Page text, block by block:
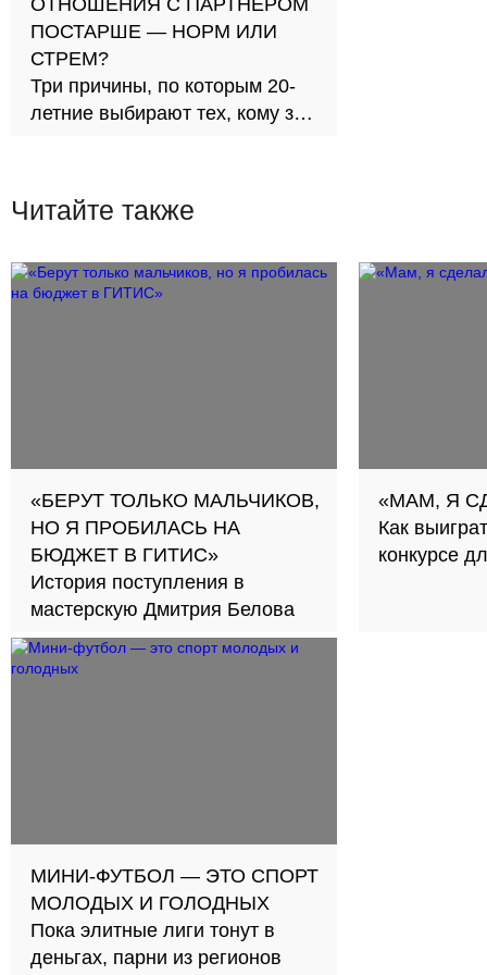
ОТНОШЕНИЯ С ПАРТНЕРОМ
ПОСТАРШЕ — НОРМ ИЛИ
СТРЕМ?
Три причины, по которым 20-
летние выбирают тех, кому за
Читайте также
«БЕРУТ ТОЛЬКО МАЛЬЧИКОВ,
НО Я ПРОБИЛАСЬ НА
БЮДЖЕТ В ГИТИС»
История поступления в
мастерскую Дмитрия Белова
«МАМ, Я
Как
конкурсе
МИНИ-ФУТБОЛ — ЭТО СПОРТ
МОЛОДЫХ И ГОЛОДНЫХ
Пока элитные лиги тонут в
деньгах, парни из регионов